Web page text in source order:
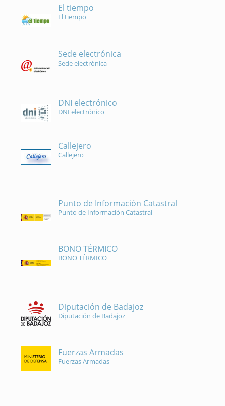
El tiempo
El tiempo
Sede electrónica
Sede electrónica
DNI electrónico
DNI electrónico
Callejero
Callejero
Punto de Información Catastral
Punto de Información Catastral
BONO TÉRMICO
BONO TÉRMICO
Diputación de Badajoz
Diputación de Badajoz
Fuerzas Armadas
Fuerzas Armadas